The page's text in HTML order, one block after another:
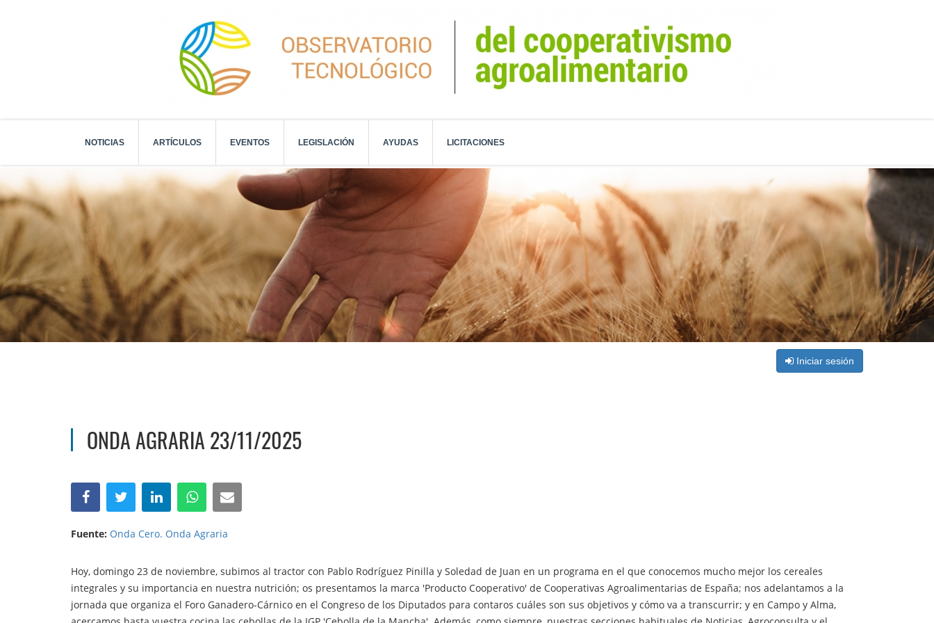
NOTICIAS ARTÍCULOS EVENTOS LEGISLACIÓN AYUDAS LICITACIONES
Iniciar sesión
ONDA AGRARIA 23/11/2025
Fuente: Onda Cero. Onda Agraria
Hoy, domingo 23 de noviembre, subimos al tractor con Pablo Rodríguez Pinilla y Soledad de Juan en un programa en el que conocemos mucho mejor los cereales
integrales y su importancia en nuestra nutrición; os presentamos la marca 'Producto Cooperativo' de Cooperativas Agroalimentarias de España; nos adelantamos a la
jornada que organiza el Foro Ganadero-Cárnico en el Congreso de los Diputados para contaros cuáles son sus objetivos y cómo va a transcurrir; y en Campo y Alma,